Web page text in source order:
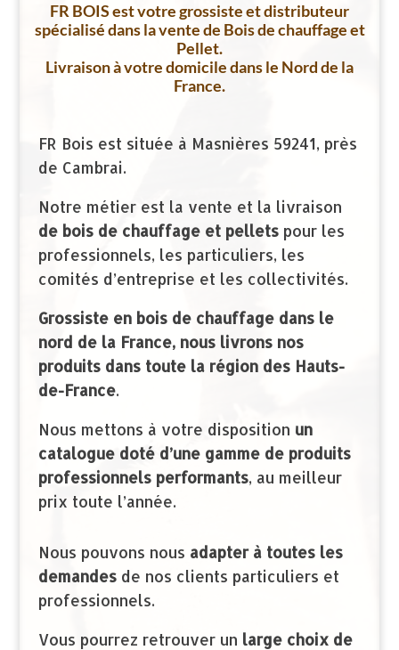
FR BOIS est votre grossiste et distributeur
spécialisé dans la vente de Bois de chauffage et
Pellet.
Livraison à votre domicile dans le Nord de la
France.
FR Bois est située à Masnières 59241, près
de Cambrai.
Notre métier est la vente et la livraison
de bois de chauffage et pellets pour les
professionnels, les particuliers, les
comités d’entreprise et les collectivités.
Grossiste en bois de chauffage dans le
nord de la France, nous livrons nos
produits dans toute la région des Hauts-
de-France.
Nous mettons à votre disposition un
catalogue doté d’une gamme de produits
professionnels performants, au meilleur
prix toute l’année.
Nous pouvons nous adapter à toutes les
demandesde nos clients particuliers et
professionnels.
Vous pourrez retrouver un large choix de